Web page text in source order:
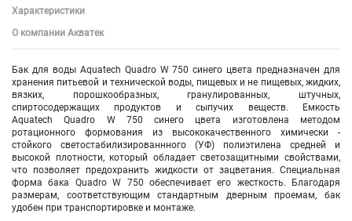
Характеристики
О компании Акватек
Бак для воды Aquatech Quadro W 750 синего цвета предназначен для
хранения питьевой и технической воды, пищевых и не пищевых, жидких,
вязких, порошкообразных, гранулированных, штучных,
спиртосодержащих продуктов и сыпучих веществ. Емкость
Aquatech Quadro W 750 синего цвета изготовлена методом
ротационного формования из высококачественного химически -
стойкого светостабилизированнного (УФ) полиэтилена средней и
высокой плотности, который обладает светозащитными свойствами,
что позволяет предохранить жидкости от зацветания. Специальная
форма бака Quadro W 750 обеспечивает его жесткость. Благодаря
размерам, соответствующим стандартным дверным проемам, бак
удобен при транспортировке и монтаже.